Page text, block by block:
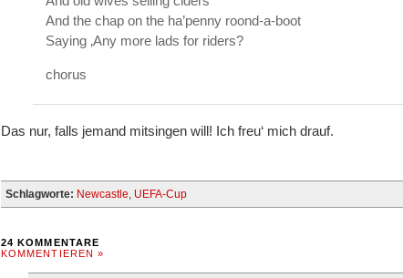
And the chap on the ha’penny roond-a-boot
Saying ‚Any more lads for riders?
chorus
Das nur, falls jemand mitsingen will! Ich freu‘ mich drauf.
Schlagworte: Newcastle, UEFA-Cup
24 KOMMENTARE
KOMMENTIEREN »